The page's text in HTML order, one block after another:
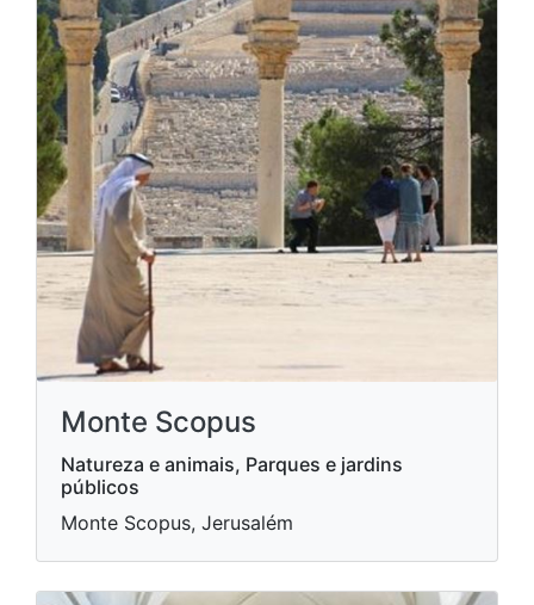
Monte Scopus
Natureza e animais, Parques e jardins
públicos
Monte Scopus, Jerusalém